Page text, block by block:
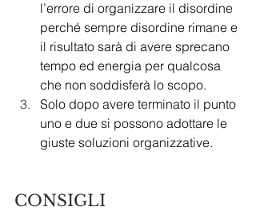
l’errore di organizzare il disordine
perché sempre disordine rimane e
il risultato sarà di avere sprecano
tempo ed energia per qualcosa
che non soddisferà lo scopo.
Solo dopo avere terminato il punto
uno e due si possono adottare le
giuste soluzioni organizzative.
CONSIGLI